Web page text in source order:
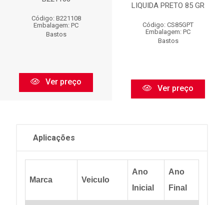
Código: B221108
Embalagem: PC
Bastos
Ver preço
LIQUIDA PRETO 85 GR
Código: CS85GPT
Embalagem: PC
Bastos
Ver preço
Aplicações
Marca Veiculo
Ano
Inicial
Ano
Final